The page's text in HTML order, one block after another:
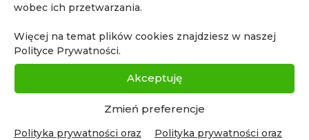
wobec ich przetwarzania.
Więcej na temat plików cookies znajdziesz w naszej
Polityce Prywatności.
Akceptuję
Zmień preferencje
Polityka prywatności oraz
Polityka prywatności oraz
MR prostaty
MR w ginekologii MR whole body
najczęstsze pytania o rezonans magnetyczny
powikłania po covid-19 profilaktyka